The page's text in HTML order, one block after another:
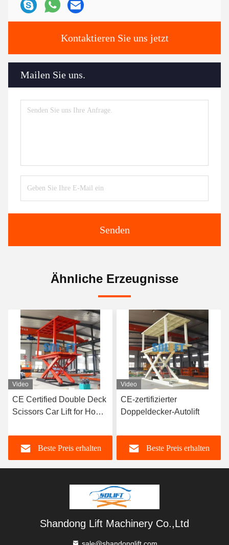
Kontaktieren Sie uns jetzt
Mailen Sie uns.
Senden
Ähnliche Erzeugnisse
Double Deck
Lift for Home
Preis erhalten
Video
CE-zertifizierter
Doppeldecker-Autolift
Beste Preis erhalten
und
Beste
Shandong Lift Machinery Co.,Ltd
sale@shandonglift.com